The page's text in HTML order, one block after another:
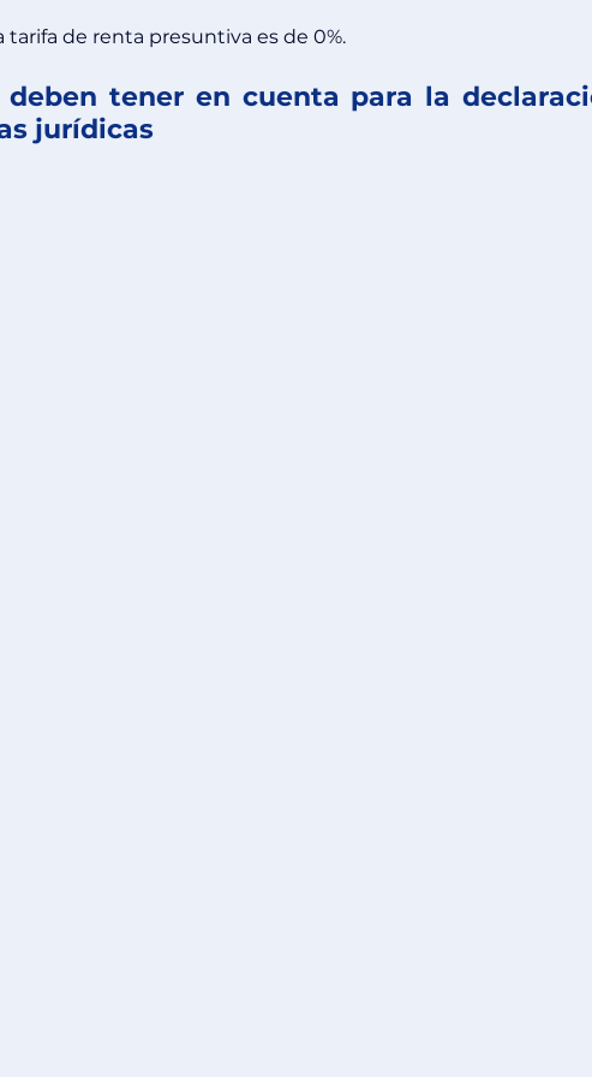
tarifa de renta presuntiva es de 0%.
deben tener en cuenta para la
jurídicas